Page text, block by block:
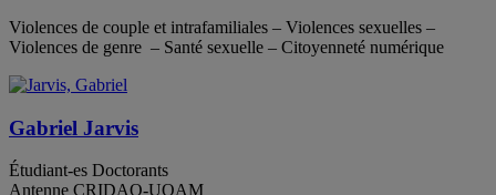
Violences de couple et intrafamiliales – Violences sexuelles –
Violences de genre – Santé sexuelle – Citoyenneté numérique
Gabriel Jarvis
Étudiant-es Doctorants
Antenne CRIDAQ-UQAM